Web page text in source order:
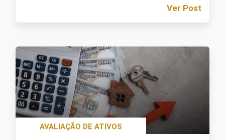
Ver Post
AVALIAÇÃO DE ATIVOS